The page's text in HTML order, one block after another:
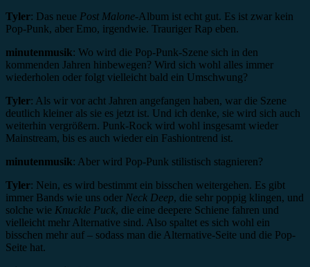
Tyler: Das neue Post Malone-Album ist echt gut. Es ist zwar kein
Pop-Punk, aber Emo, irgendwie. Trauriger Rap eben.
minutenmusik: Wo wird die Pop-Punk-Szene sich in den
kommenden Jahren hinbewegen? Wird sich wohl alles immer
wiederholen oder folgt vielleicht bald ein Umschwung?
Tyler: Als wir vor acht Jahren angefangen haben, war die Szene
deutlich kleiner als sie es jetzt ist. Und ich denke, sie wird sich auch
weiterhin vergrößern. Punk-Rock wird wohl insgesamt wieder
Mainstream, bis es auch wieder ein Fashiontrend ist.
minutenmusik: Aber wird Pop-Punk stilistisch stagnieren?
Tyler: Nein, es wird bestimmt ein bisschen weitergehen. Es gibt
immer Bands wie uns oder Neck Deep, die sehr poppig klingen, und
solche wie Knuckle Puck, die eine deepere Schiene fahren und
vielleicht mehr Alternative sind. Also spaltet es sich wohl ein
bisschen mehr auf – sodass man die Alternative-Seite und die Pop-
Seite hat.